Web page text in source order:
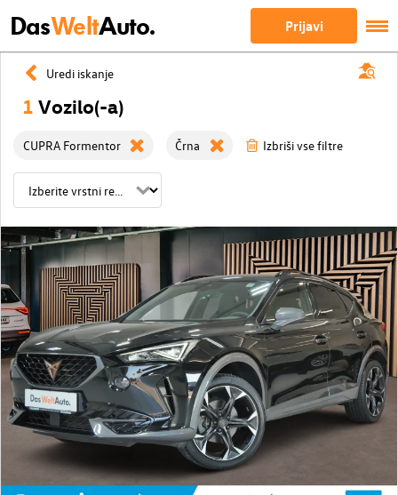
DasWeltAuto. Prijavi
Uredi iskanje
1 Vozilo(-a)
CUPRA Formentor Črna Izbriši vse filtre